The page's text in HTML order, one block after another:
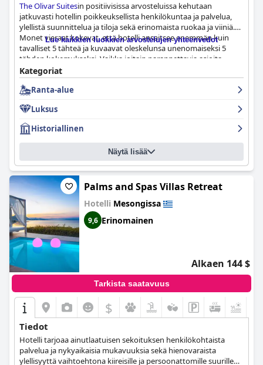
The Olivar Suitesin positiivisissa arvosteluissa kehutaan
jatkuvasti hotellin poikkeuksellista henkilökuntaa ja palvelua,
ylellistä suunnittelua ja tiloja sekä erinomaista ruokaa ja viiniä.
Monet vieraat kokevat, että hotelli ansaitsee enemmän kuin
tavalliset 5 tähteä ja kuvaavat oleskelunsa unenomaiseksi 5
tähden kokemukseksi. Vaikka joitain parannettavia asioita
saattaa olla, kaiken kaikkiaan
hotelli ja ehdoton vierailukohde kaikille, jotka etsivät todella
ylellistä kokemusta.
Lue kaikkien luokkien arvostelujen yhteenvedot
Kategoriat
Ranta-alue
Luksus
Historiallinen
Näytä lisää
Palms and Spas Villas Retreat
Hotelli Mesongissa
9,6 Erinomainen
Alkaen 144 $
Tarkista saatavuus
$
Tiedot
Hotelli tarjoaa ainutlaatuisen sekoituksen henkilökohtaista
palvelua ja nykyaikaisia mukavuuksia sekä hienovaraista
ylellisyyttä vaihtoehtona kiireisille ja persoonattomille suurille